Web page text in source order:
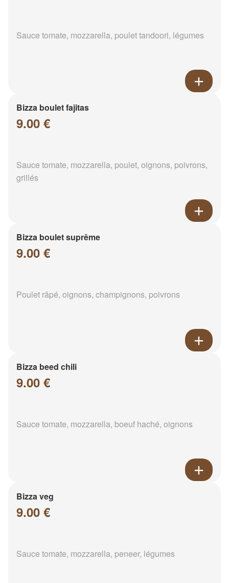
Sauce tomate, mozzarella, poulet tandoori, légumes
Bizza boulet fajitas
9.00 €
Sauce tomate, mozzarella, poulet, oignons, poivrons,
grillés
Bizza boulet suprême
9.00 €
Poulet râpé, oignons, champignons, poivrons
Bizza beed chili
9.00 €
Sauce tomate, mozzarella, boeuf haché, oignons
Bizza veg
9.00 €
Sauce tomate, mozzarella, peneer, légumes